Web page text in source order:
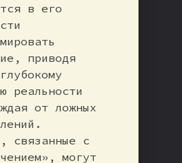
в его
приводя
реальности
от ложных
связанные с
могут